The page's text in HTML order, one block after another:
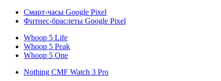
Смарт-часы Google Pixel
Фитнес-браслеты Google Pixel
Whoop 5 Life
Whoop 5 Peak
Whoop 5 One
Nothing CMF Watch 3 Pro